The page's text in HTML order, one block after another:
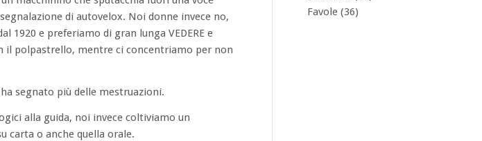
di autovelox. Noi donne invece no,
e preferiamo di gran lunga VEDERE e
il polpastrello, mentre ci concentriamo per non
segnato più delle mestruazioni.
alla guida, noi invece coltiviamo un
carta o anche quella orale.
Favole (36)